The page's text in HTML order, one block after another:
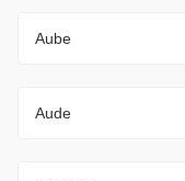
Aube
Aude